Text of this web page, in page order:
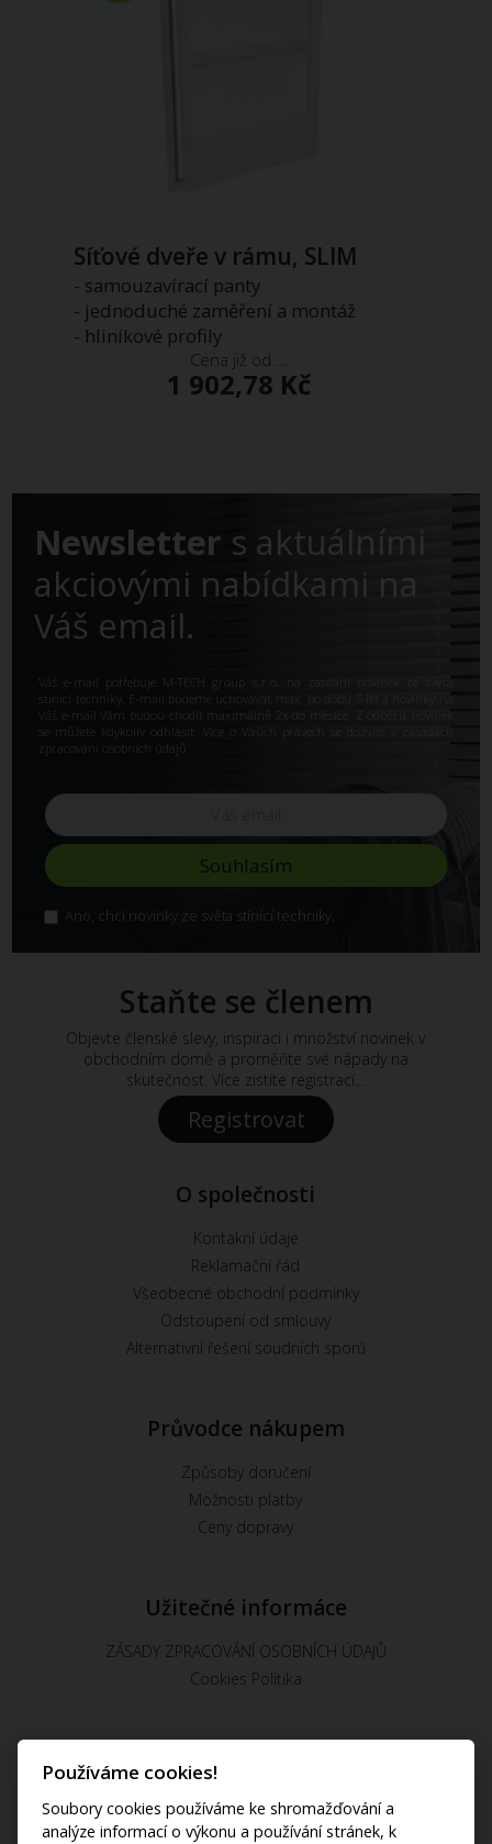
Síťové dveře v rámu, SLIM
- samouzavírací panty
- jednoduché zaměření a montáž
- hliníkové profily
Cena již od ...
1 902,78 Kč
Newsletter s aktuálními
akciovými nabídkami na
Váš email.
Váš e-mail potřebuje M-TECH group s.r.o. na zasílání novinek ze světa
stínící techniky. E-mail budeme uchovávat max. po dobu 5 let a novinky na
Váš e-mail Vám budou chodit maximálně 2x do měsíce. Z odběru novinek
se můžete kdykoliv odhlásit. Více o Vašich právech se dozvíte v
zásadách
zpracování osobních údajů
Ano, chci novinky ze světa stínící techniky.
Staňte se členem
Objevte členské slevy, inspiraci i množství novinek v
obchodním domě a proměňte své nápady na
skutečnost. Více zistíte registrací...
Registrovat
O společnosti
Kontakní údaje
Reklamační řád
Všeobecné obchodní podmínky
Odstoupení od smlouvy
Alternativní řešení soudních sporů
Průvodce nákupem
Způsoby doručení
Možnosti platby
Ceny dopravy
Užitečné informáce
ZÁSADY ZPRACOVÁNÍ OSOBNÍCH ÚDAJŮ
Cookies Politika
U nás můžete platit:
Používáme cookies!
Soubory cookies používáme ke shromažďování a
analýze informací o výkonu a používání stránek, k